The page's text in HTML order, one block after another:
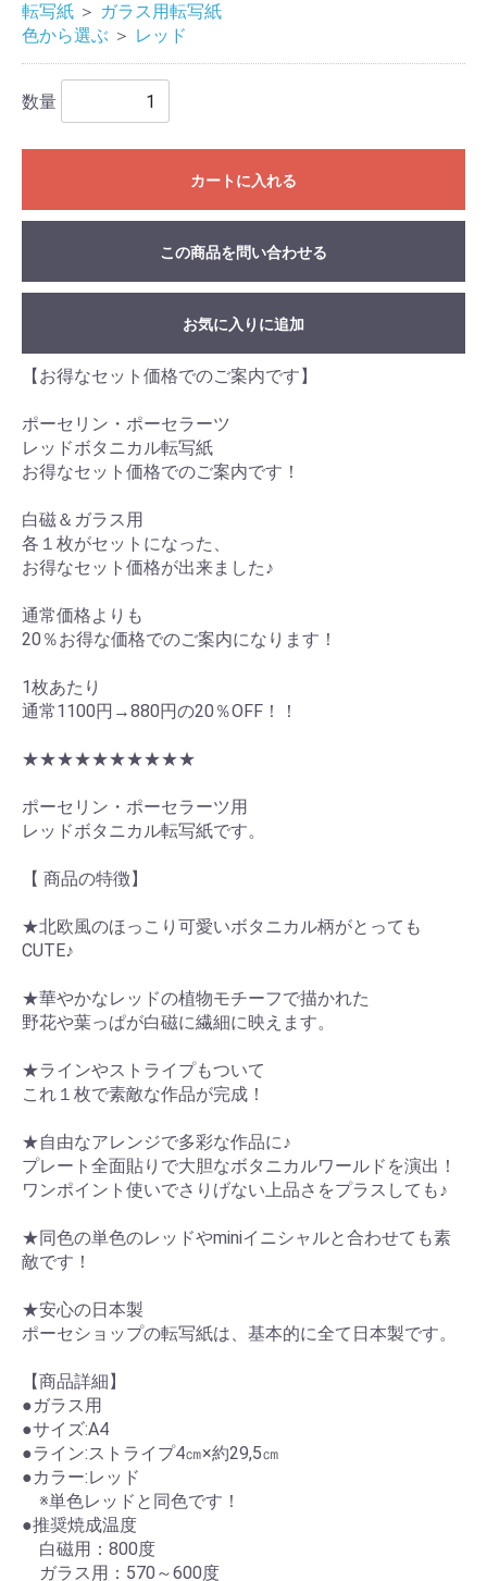
転写紙 ＞ ガラス用転写紙
色から選ぶ ＞ レッド
数量
カートに入れる
この商品を問い合わせる
お気に入りに追加
【お得なセット価格でのご案内です】
ポーセリン・ポーセラーツ
レッドボタニカル転写紙
お得なセット価格でのご案内です！
白磁＆ガラス用
各１枚がセットになった、
お得なセット価格が出来ました♪
通常価格よりも
20％お得な価格でのご案内になります！
1枚あたり
通常1100円→880円の20％OFF！！
★★★★★★★★★★
ポーセリン・ポーセラーツ用
レッドボタニカル転写紙です。
【 商品の特徴】
★北欧風のほっこり可愛いボタニカル柄がとっても
CUTE♪
★華やかなレッドの植物モチーフで描かれた
野花や葉っぱが白磁に繊細に映えます。
★ラインやストライプもついて
これ１枚で素敵な作品が完成！
★自由なアレンジで多彩な作品に♪
プレート全面貼りで大胆なボタニカルワールドを演出！
ワンポイント使いでさりげない上品さをプラスしても♪
★同色の単色のレッドやminiイニシャルと合わせても素
敵です！
★安心の日本製
ポーセショップの転写紙は、基本的に全て日本製です。
【商品詳細】
●ガラス用
●サイズ:A4
●ライン:ストライプ4㎝×約29,5㎝
●カラー:レッド
※単色レッドと同色です！
●推奨焼成温度
白磁用：800度
ガラス用：570～600度